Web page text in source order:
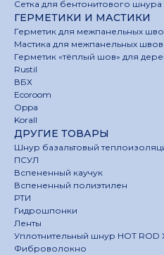
Сетка для бентонитового шнура
ГЕРМЕТИКИ И МАСТИКИ
Герметик для межпанельных
Мастика для межпанельных швов
Герметик «тёплый шов» для
Rustil
ВБХ
Ecoroom
Oppa
Korall
ДРУГИЕ ТОВАРЫ
Шнур базальтовый
ПСУЛ
Вспененный каучук
Вспененный полиэтилен
РТИ
Гидрошпонки
Ленты
Уплотнительный шнур HOT ROD
Фиброволокно